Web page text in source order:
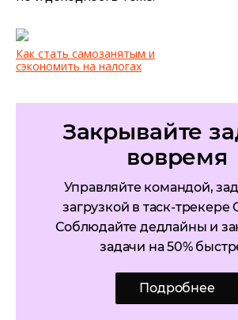
Как стать самозанятым и
сэкономить на налогах
Закрывайте
вовремя
Управляйте командой,
загрузкой в таск-трекере
Соблюдайте дедлайны и
задачи на 50%
Подробнее